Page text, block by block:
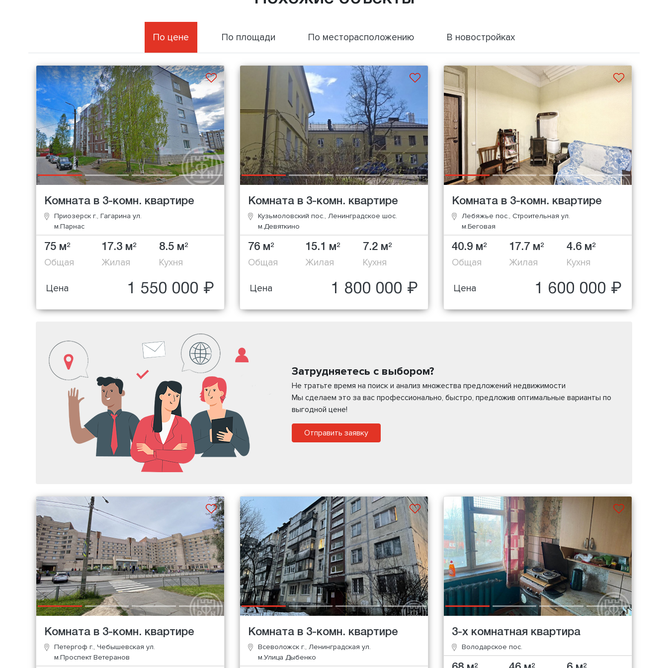
По цене По площади По месторасположению В новостройках
Комната в 3-комн. квартире
Приозерск г., Гагарина ул.
м.Парнас
75 м2
Общая
17.3 м2
Жилая
8.5 м2
Кухня
Цена 1 550 000 ₽
Комната в 3-комн. квартире
Кузьмоловский пос., Ленинградское шос.
м.Девяткино
76 м2
Общая
15.1 м2
Жилая
7.2 м2
Кухня
Цена 1 800 000 ₽
Комната в 3-комн. квартире
Лебяжье пос., Строительная ул.
м.Беговая
40.9 м2
Общая
17.7 м2
Жилая
4.6 м2
Кухня
Цена 1 600 000 ₽
Затрудняетесь с выбором?
Не тратьте время на поиск и анализ множества предложений недвижимости
Мы сделаем это за вас профессионально, быстро, предложив оптимальные варианты по
выгодной цене!
Отправить заявку
Комната в 3-комн. квартире
Петергоф г., Чебышевская ул.
м.Проспект Ветеранов
Комната в 3-комн. квартире
Всеволожск г., Ленинградская ул.
м.Улица Дыбенко
3-х комнатная квартира
Володарское пос.
2 2 2